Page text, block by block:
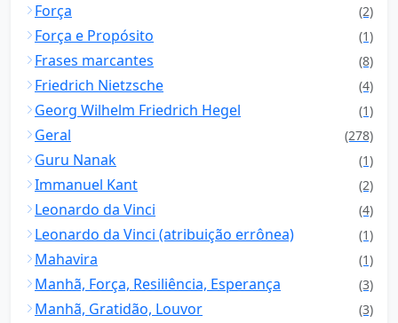
Força (2)
Força e Propósito (1)
Frases marcantes (8)
Friedrich Nietzsche (4)
Georg Wilhelm Friedrich Hegel (1)
Geral (278)
Guru Nanak (1)
Immanuel Kant (2)
Leonardo da Vinci (4)
Leonardo da Vinci (atribuição errônea) (1)
Mahavira (1)
Manhã, Força, Resiliência, Esperança (3)
Manhã, Gratidão, Louvor (3)